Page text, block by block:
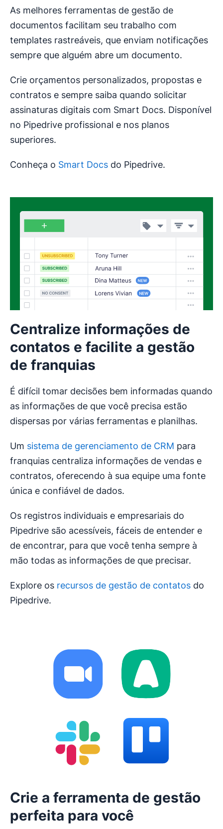
As melhores ferramentas de gestão de
documentos facilitam seu trabalho com
templates rastreáveis, que enviam notificações
sempre que alguém abre um documento.
Crie orçamentos personalizados, propostas e
contratos e sempre saiba quando solicitar
assinaturas digitais com Smart Docs. Disponível
no Pipedrive profissional e nos planos
superiores.
Conheça o Smart Docs do Pipedrive.
Centralize informações de
contatos e facilite a gestão
de franquias
É difícil tomar decisões bem informadas quando
as informações de que você precisa estão
dispersas por várias ferramentas e planilhas.
Um sistema de gerenciamento de CRM para
franquias centraliza informações de vendas e
contratos, oferecendo à sua equipe uma fonte
única e confiável de dados.
Os registros individuais e empresariais do
Pipedrive são acessíveis, fáceis de entender e
de encontrar, para que você tenha sempre à
mão todas as informações de que precisar.
Explore os recursos de gestão de contatos do
Pipedrive.
Crie a ferramenta de gestão
perfeita para você